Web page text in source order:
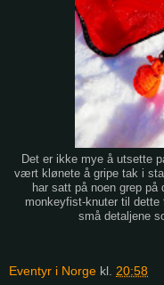
Det er ikke mye å utsette
vært klønete å gripe tak i
har satt på noen grep
monkeyfist-knuter til
små detaljene
Eventyr i Norge kl. 20:58